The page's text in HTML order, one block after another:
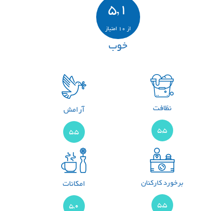
5,1
از 10 امتیاز
خوب
نظافت
5,5
آرامش
5,5
برخورد کارکنان
5,5
امکانات
5,0